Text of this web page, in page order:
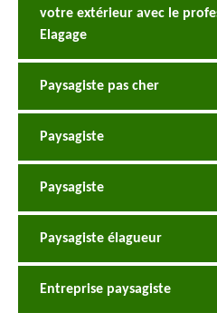
votre extérieur avec le
Elagage
Paysagiste pas cher
Paysagiste
Paysagiste
Paysagiste élagueur
Entreprise paysagiste